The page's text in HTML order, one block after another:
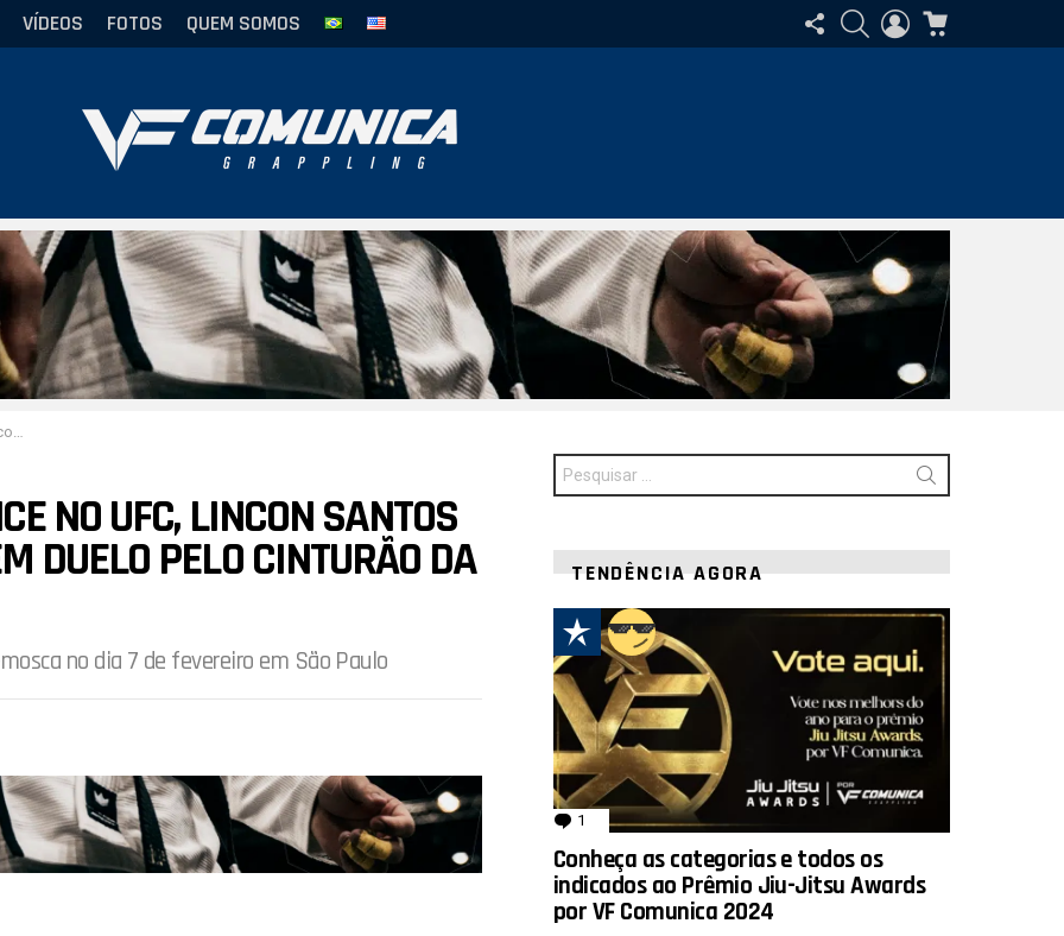
VÍDEOS FOTOS QUEM SOMOS
SIGA-
NOS
PESQUISAR
ENTRAR
NO UFC, LINCON SANTOS
DUELO PELO CINTURÃO DA
no dia 7 de fevereiro em São Paulo
Procurar
por:
TENDÊNCIA AGORA
1 comentário
Conheça as categorias e todos os
indicados ao Prêmio Jiu-Jitsu Awards
por VF Comunica 2024